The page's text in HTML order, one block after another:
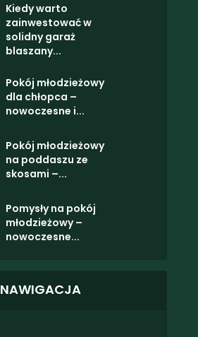
Kiedy warto
zainwestować w
solidny garaż
blaszany...
Pokój młodzieżowy
dla chłopca –
nowoczesne i...
Pokój młodzieżowy
na poddaszu ze
skosami –...
Pomysły na pokój
młodzieżowy –
nowoczesne...
NAWIGACJA